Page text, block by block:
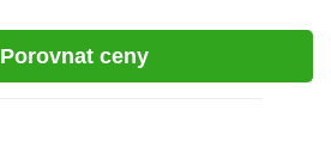
Porovnat ceny